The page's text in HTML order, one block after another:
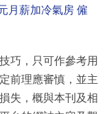
月薪加冷氣房 僱
巧，只可作參考用
前理應審慎，並主
失，概與本刊及相